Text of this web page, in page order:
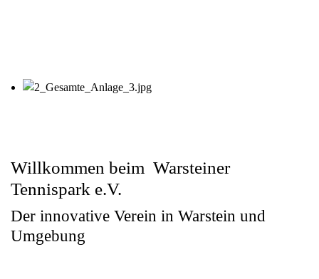
Willkommen beim Warsteiner
Tennispark e.V.
Der innovative Verein in Warstein und
Umgebung